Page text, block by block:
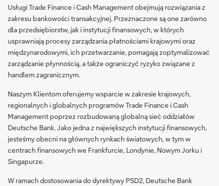
Usługi Trade Finance i Cash Management obejmują rozwiązania z
zakresu bankowości transakcyjnej. Przeznaczone są one zarówno
dla przedsiębiorstw, jak i instytucji finansowych, w których
usprawniają procesy zarządzania płatnościami krajowymi oraz
międzynarodowymi, ich przetwarzanie, pomagają zoptymalizować
zarządzanie płynnością, a także ograniczyć ryzyko związane z
handlem zagranicznym.
Naszym Klientom oferujemy wsparcie w zakresie krajowych,
regionalnych i globalnych programów Trade Finance i Cash
Management poprzez rozbudowaną globalną sieć oddziałów
Deutsche Bank. Jako jedna z największych instytucji finansowych,
jesteśmy obecni na głównych rynkach światowych, w tym w
centrach finansowych we Frankfurcie, Londynie, Nowym Jorku i
Singapurze.
W ramach dostosowania do dyrektywy PSD2, Deutsche Bank